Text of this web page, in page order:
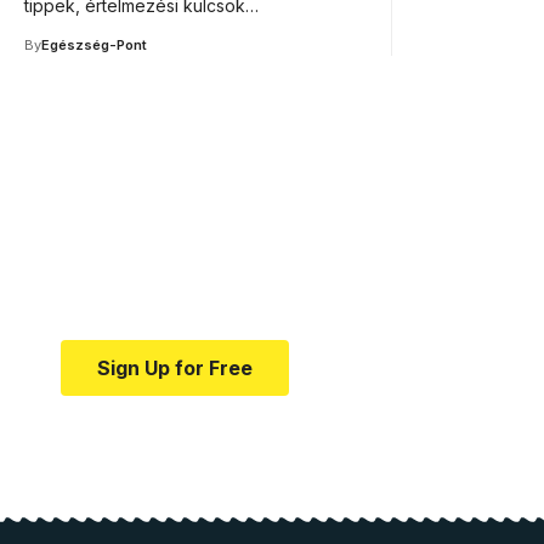
tippek, értelmezési kulcsok…
ByEgészség-Pont
Sign Up for Free